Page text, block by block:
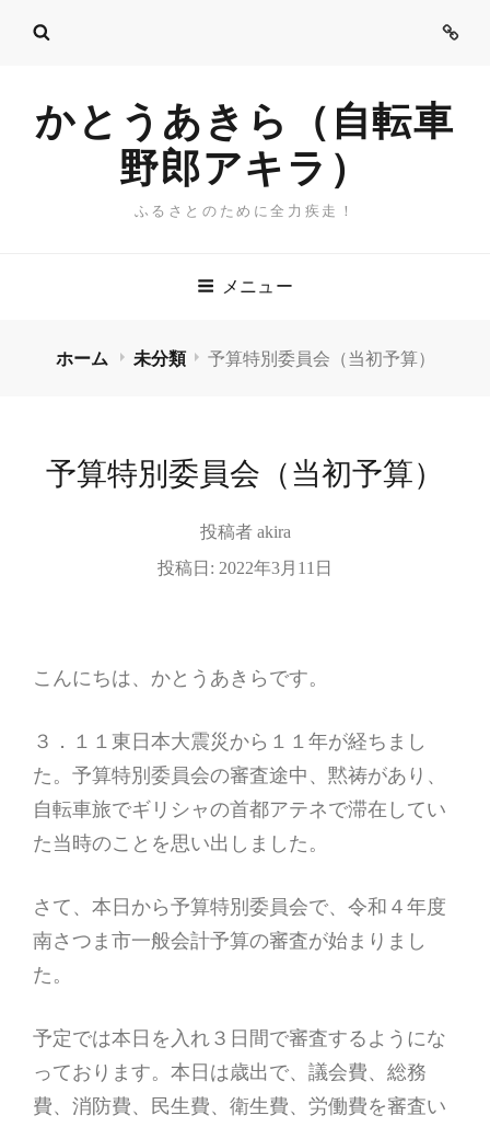
ご
かとうあきら（自転車
野郎アキラ）
ふるさとのために全力疾走！
メニュー
ホーム 未分類 予算特別委員会（当初予算）
予算特別委員会（当初予算）
投稿者 akira
投稿日: 2022年3月11日
こんにちは、かとうあきらです。
３．１１東日本大震災から１１年が経ちまし
た。予算特別委員会の審査途中、黙祷があり、
自転車旅でギリシャの首都アテネで滞在してい
た当時のことを思い出しました。
さて、本日から予算特別委員会で、令和４年度
南さつま市一般会計予算の審査が始まりまし
た。
予定では本日を入れ３日間で審査するようにな
っております。本日は歳出で、議会費、総務
費、消防費、民生費、衛生費、労働費を審査い